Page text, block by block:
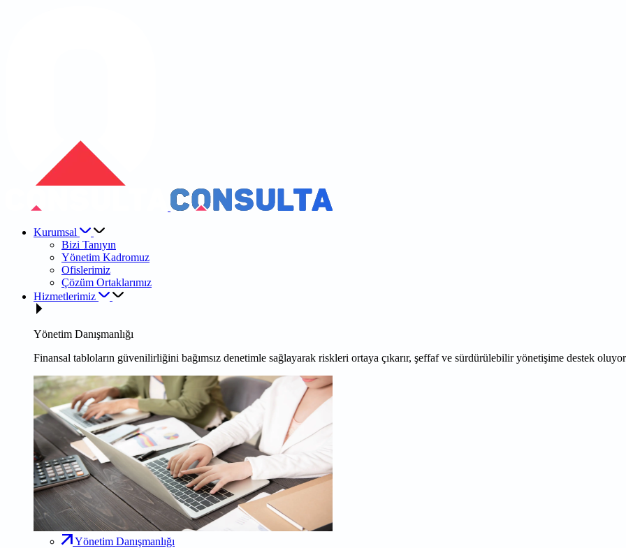
Kurumsal
Bizi Tanıyın
Yönetim Kadromuz
Ofislerimiz
Çözüm Ortaklarımız
Hizmetlerimiz
Yönetim Danışmanlığı
Finansal tabloların güvenilirliğini bağımsız denetimle sağlayarak riskleri ortaya çıkarır, şeffaf ve sürdürülebilir yönetişime destek
Yönetim Danışmanlığı